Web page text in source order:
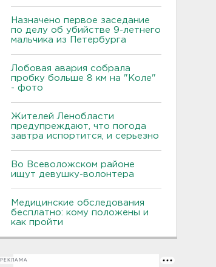
Назначено первое заседание
по делу об убийстве 9-летнего
мальчика из Петербурга
Лобовая авария собрала
пробку больше 8 км на "Коле"
- фото
Жителей Ленобласти
предупреждают, что погода
завтра испортится, и серьезно
Во Всеволожском районе
ищут девушку-волонтера
Медицинские обследования
бесплатно: кому положены и
как пройти
РЕКЛАМА